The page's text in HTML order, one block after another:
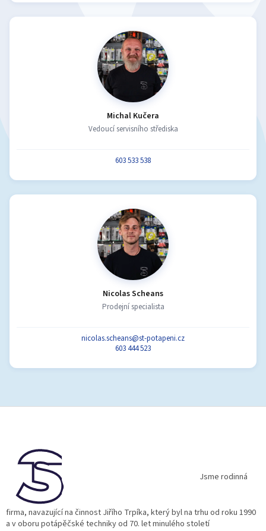
Michal Kučera
Vedoucí servisního střediska
603 533 538
Nicolas Scheans
Prodejní specialista
nicolas.scheans@st-potapeni.cz
603 444 523
Jsme rodinná
firma, navazující na činnost Jiřího Trpíka, který byl na trhu od roku 1990
a v oboru potápěčské techniky od 70. let minulého století